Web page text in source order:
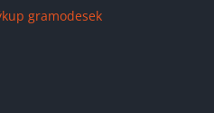
gramodesek